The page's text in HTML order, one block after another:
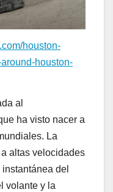
houston-
houston-
al
ha visto nacer a
La
altas velocidades
del
volante y la